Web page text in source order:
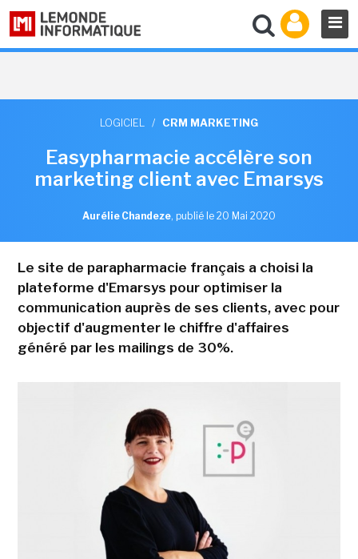
LOGICIEL / CRM MARKETING
Easypharmacie accélère son
marketing client avec Emarsys
Aurélie Chandeze, publié le 20 Mai 2020
Le site de parapharmacie français a choisi la
plateforme d'Emarsys pour optimiser la
communication auprès de ses clients, avec pour
objectif d'augmenter le chiffre d'affaires
généré par les mailings de 30%.